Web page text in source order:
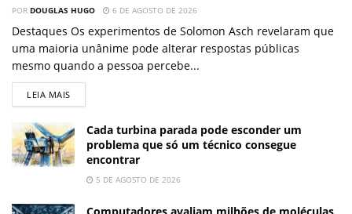
POR DOUGLAS HUGO 6 DE AGOSTO DE 2026
Destaques Os experimentos de Solomon Asch revelaram que
uma maioria unânime pode alterar respostas públicas
mesmo quando a pessoa percebe...
LEIA MAIS
Cada turbina parada pode esconder um
problema que só um técnico consegue
encontrar
5 DE AGOSTO DE 2026